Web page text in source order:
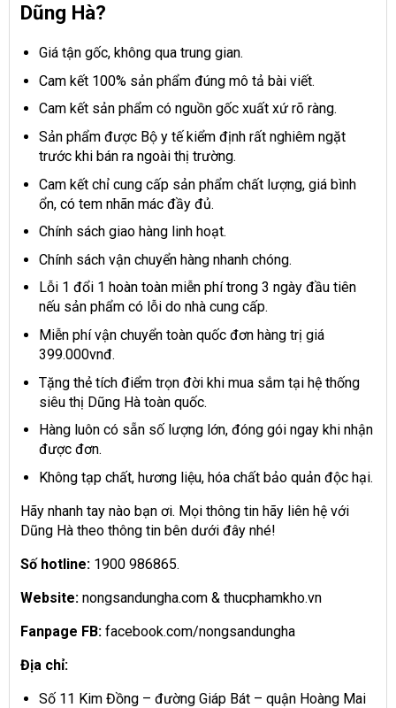
Dũng Hà?
Giá tận gốc, không qua trung gian.
Cam kết 100% sản phẩm đúng mô tả bài viết.
Cam kết sản phẩm có nguồn gốc xuất xứ rõ ràng.
Sản phẩm được Bộ y tế kiểm định rất nghiêm ngặt
trước khi bán ra ngoài thị trường.
Cam kết chỉ cung cấp sản phẩm chất lượng, giá bình
ổn, có tem nhãn mác đầy đủ.
Chính sách giao hàng linh hoạt.
Chính sách vận chuyển hàng nhanh chóng.
Lỗi 1 đổi 1 hoàn toàn miễn phí trong 3 ngày đầu tiên
nếu sản phẩm có lỗi do nhà cung cấp.
Miễn phí vận chuyển toàn quốc đơn hàng trị giá
399.000vnđ.
Tặng thẻ tích điểm trọn đời khi mua sắm tại hệ thống
siêu thị Dũng Hà toàn quốc.
Hàng luôn có sẵn số lượng lớn, đóng gói ngay khi nhận
được đơn.
Không tạp chất, hương liệu, hóa chất bảo quản độc hại.
Hãy nhanh tay nào bạn ơi. Mọi thông tin hãy liên hệ với
Dũng Hà theo thông tin bên dưới đây nhé!
Số hotline: 1900 986865.
Website: nongsandungha.com & thucphamkho.vn
Fanpage FB: facebook.com/nongsandungha
Địa chỉ:
Số 11 Kim Đồng – đường Giáp Bát – quận Hoàng Mai